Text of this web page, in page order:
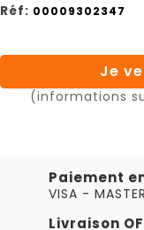
Réf: 00009302347
Je
(informations
Paiement
VISA -
Livraison